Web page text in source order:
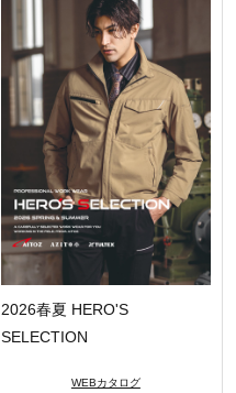
2026春夏 HERO'S
SELECTION
WEBカタログ